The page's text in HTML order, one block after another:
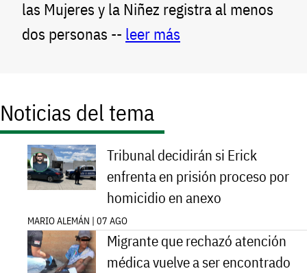
las Mujeres y la Niñez registra al menos
dos personas -- leer más
Noticias del tema
Tribunal decidirán si Erick
enfrenta en prisión proceso por
homicidio en anexo
MARIO ALEMÁN | 07 AGO
Migrante que rechazó atención
médica vuelve a ser encontrado